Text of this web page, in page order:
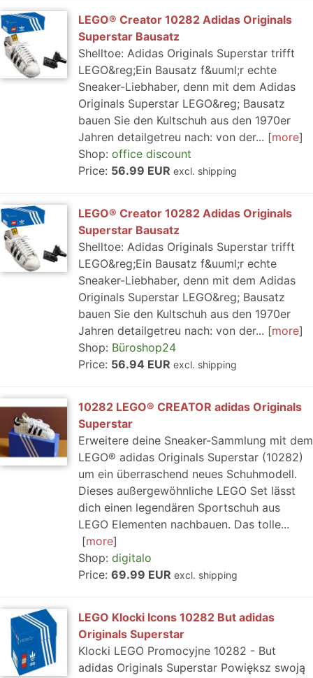
LEGO® Creator 10282 Adidas Originals
Superstar Bausatz
Shelltoe: Adidas Originals Superstar trifft
LEGO&reg;Ein Bausatz f&uuml;r echte
Sneaker-Liebhaber, denn mit dem Adidas
Originals Superstar LEGO&reg; Bausatz
bauen Sie den Kultschuh aus den 1970er
Jahren detailgetreu nach: von der...
more
Shop: office discount
Price: 56.99 EUR excl. shipping
LEGO® Creator 10282 Adidas Originals
Superstar Bausatz
Shelltoe: Adidas Originals Superstar trifft
LEGO&reg;Ein Bausatz f&uuml;r echte
Sneaker-Liebhaber, denn mit dem Adidas
Originals Superstar LEGO&reg; Bausatz
bauen Sie den Kultschuh aus den 1970er
Jahren detailgetreu nach: von der...
more
Shop: Büroshop24
Price: 56.94 EUR excl. shipping
10282 LEGO® CREATOR adidas Originals
Superstar
Erweitere deine Sneaker-Sammlung mit dem
LEGO® adidas Originals Superstar (10282)
um ein überraschend neues Schuhmodell.
Dieses außergewöhnliche LEGO Set lässt
dich einen legendären Sportschuh aus
LEGO Elementen nachbauen. Das tolle...
more
Shop: digitalo
Price: 69.99 EUR excl. shipping
LEGO Klocki Icons 10282 But adidas
Originals Superstar
Klocki LEGO Promocyjne 10282 - But
adidas Originals Superstar Powiększ swoją